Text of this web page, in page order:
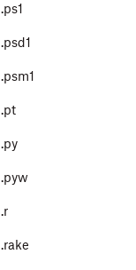
.ps1
.psd1
.psm1
.pt
.py
.pyw
.r
.rake